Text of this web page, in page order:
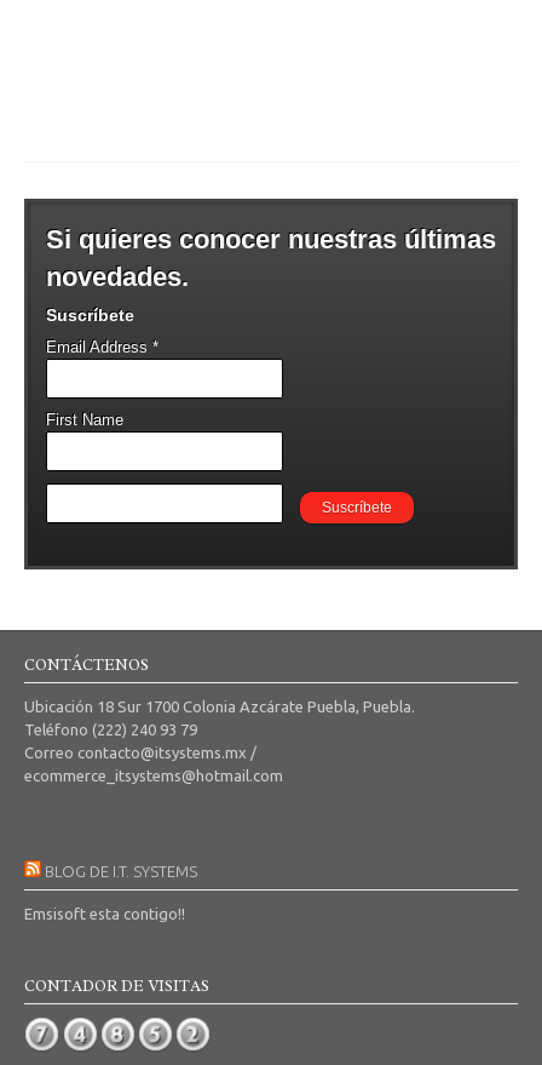
Si quieres conocer nuestras últimas
novedades.
Suscríbete
Email Address *
First Name
CONTÁCTENOS
Ubicación 18 Sur 1700 Colonia Azcárate Puebla, Puebla.
Teléfono (222) 240 93 79
Correo contacto@itsystems.mx /
ecommerce_itsystems@hotmail.com
BLOG DE I.T. SYSTEMS
Emsisoft esta contigo!!
CONTADOR DE VISITAS